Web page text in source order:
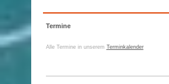
Termine
Alle Termine in unserem Terminkalender